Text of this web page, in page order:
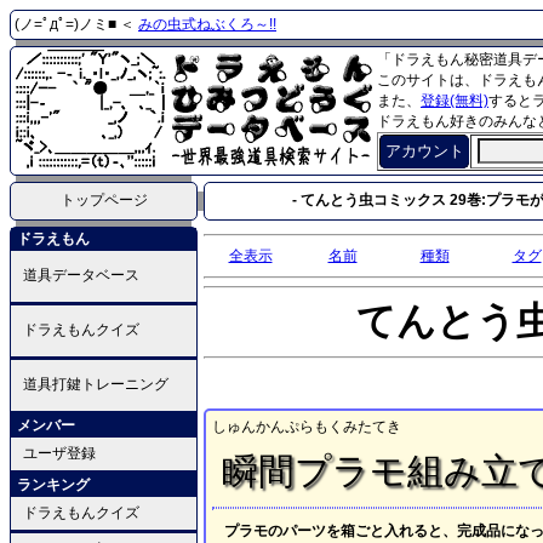
(ノ=ﾟдﾟ=)ノミ■ ＜ みの虫式ねぶくろ～!!
「ドラえもん秘密道具
このサイトは、ドラえ
また、 登録(無料)すると
ドラえもん好きのみん
アカウント
トップページ - てんとう虫コミックス 29巻:プラモ
ドラえもん
道具データベース
ドラえもんクイズ
道具打鍵トレーニング
メンバー
ユーザ登録
ランキング
ドラえもんクイズ
全表示 名前 種類 タグ
てんとう
しゅんかんぷらもくみたてき
瞬間プラモ組み立
プラモのパーツを箱ごと入れると、完成品にな